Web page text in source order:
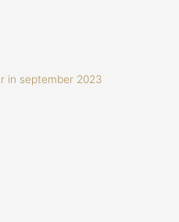
in september 2023